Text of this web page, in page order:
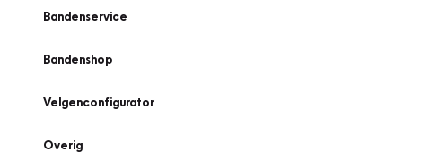
Bandenservice
Bandenshop
Velgenconfigurator
Overig